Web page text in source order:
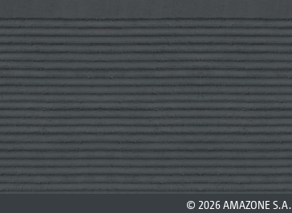
© 2026 AMAZONE S.A.